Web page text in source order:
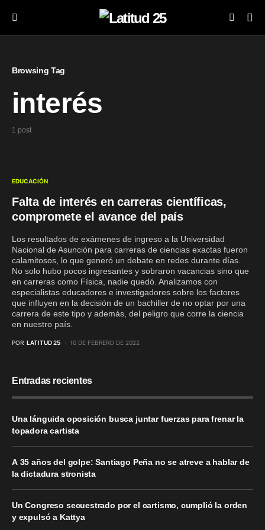
Browsing Tag
interés
1 post
EDUCACIÓN
Falta de interés en carreras científicas,
compromete el avance del país
Los resultados de exámenes de ingreso a la Universidad
Nacional de Asunción para carreras de ciencias exactas fueron
calamitosos, lo que generó un debate en redes durante días.
No solo hubo pocos ingresantes y sobraron vacancias sino que
en carreras como Física, nadie quedó. Analizamos con
especialistas educadores e investigadores sobre los factores
que influyen en la decisión de un bachiller de no optar por una
carrera de este tipo y además, del peligro que corre la ciencia
en nuestro país.
POR LATITUD 25 10 DE FEBRERO DE 2022
Entradas recientes
Una lánguida oposición busca juntar fuerzas para frenar la
topadora cartista
A 35 años del golpe: Santiago Peña no se atreve a hablar de
la dictadura stronista
Un Congreso secuestrado por el cartismo, cumplió la orden
y expulsó a Kattya